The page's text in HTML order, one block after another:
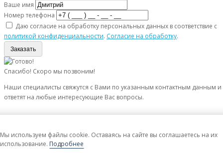
Ваше имя
Номер телефона
Даю согласие на обработку персональных данных в соответствие с
политикой конфиденциальности. Согласие на обработку.
Заказать
Спасибо! Скоро мы позвоним!
Наши специалисты свяжутся с Вами по указанным контактным данным и
ответят на любые интересующие Вас вопросы.
Мы используем файлы cookie. Оставаясь на сайте вы соглашаетесь на их
использование. Подробнее